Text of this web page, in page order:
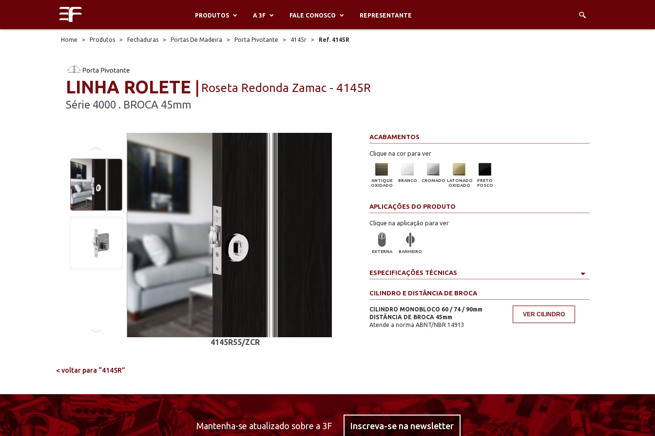
PRODUTOS A 3F FALE CONOSCO REPRESENTANTE
Home > Produtos> Fechaduras> Portas De Madeira > Porta Pivotante > 4145r> Ref. 4145R
LINHA ROLETE Roseta Redonda Zamac - 4145R
Série 4000 . BROCA 45mm
4145R55/ZCR
ACABAMENTOS
Clique na cor para ver
ANTIQUE
OXIDADO
BRANCO CROMADO LATONADO
OXIDADO
PRETO
FOSCO
APLICAÇÕES DO PRODUTO
Clique na aplicação para ver
EXTERNA BANHEIRO
ESPECIFICAÇÕES TÉCNICAS
CILINDRO E DISTÂNCIA DE BROCA
CILINDRO MONOBLOCO 60 / 74 / 90mm
DISTÂNCIA DE BROCA 45mm
Atende a norma ABNT/NBR 14913
VER CILINDRO
< voltar para “4145R”
Mantenha-se atualizado sobre a 3F Inscreva-se na newsletter